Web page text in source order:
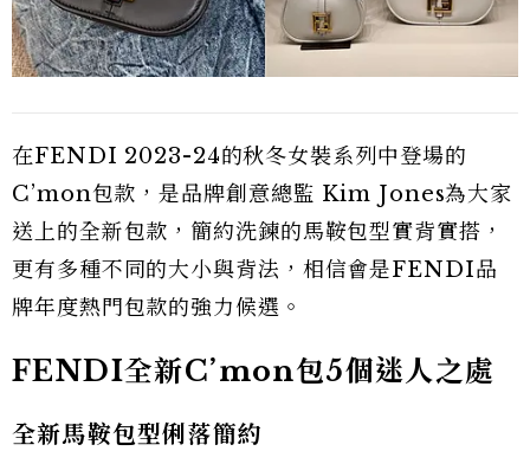
在FENDI 2023-24的秋冬女裝系列中登場的
C’mon包款，是品牌創意總監 Kim Jones為大家
送上的全新包款，簡約洗鍊的馬鞍包型實背實搭，
更有多種不同的大小與背法，相信會是FENDI品
牌年度熱門包款的強力候選。
FENDI全新C’mon包5個迷人之處
全新馬鞍包型俐落簡約